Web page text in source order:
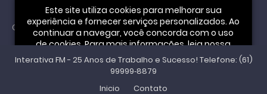
Cookie Notice
Este site utiliza cookies para melhorar sua
experiência e fornecer serviços personalizados. Ao
continuar a navegar, você concorda com o uso
de cookies. Para mais informações, leia nossa
Política de Privacidade.
Interativa FM - 25 Anos de Trabalho e Sucesso! Telefone: (61)
99999‑8879
Inicio
Contato